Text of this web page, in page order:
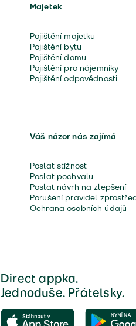
Majetek
Pojištění majetku
Pojištění bytu
Pojištění domu
Pojištění pro nájemníky
Pojištění odpovědnosti
Váš názor nás zajímá
Poslat stížnost
Poslat pochvalu
Poslat návrh na zlepšení
Porušení pravidel
Ochrana osobních údajů
Direct appka.
Jednoduše. Přátelsky.